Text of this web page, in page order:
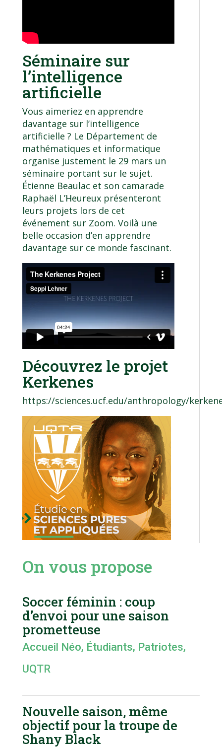
Séminaire sur
l’intelligence
artificielle
Vous aimeriez en apprendre
davantage sur l’intelligence
artificielle ? Le Département de
mathématiques et informatique
organise justement le 29 mars un
séminaire portant sur le sujet.
Étienne Beaulac et son camarade
Raphaël L’Heureux présenteront
leurs projets lors de cet
événement sur Zoom. Voilà une
belle occasion d’en apprendre
davantage sur ce monde fascinant.
Découvrez le projet
Kerkenes
https://sciences.ucf.edu/anthropology/
On vous propose
Soccer féminin : coup
d’envoi pour une saison
prometteuse
Accueil Néo, Étudiants, Patriotes,
UQTR
Nouvelle saison, même
objectif pour la troupe de
Shany Black